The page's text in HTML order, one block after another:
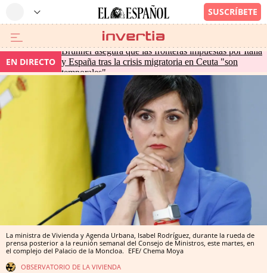
EN DIRECTO
Brunner asegura que las fronteras impuestas por Italia
y España tras la crisis migratoria en Ceuta "son
temporales"
La ministra de Vivienda y Agenda Urbana, Isabel Rodríguez, durante la rueda de
prensa posterior a la reunión semanal del Consejo de Ministros, este martes, en
el complejo del Palacio de la Moncloa. EFE/ Chema Moya
OBSERVATORIO DE LA VIVIENDA